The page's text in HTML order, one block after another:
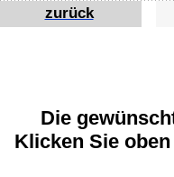
zurück
Die
Klicken Sie